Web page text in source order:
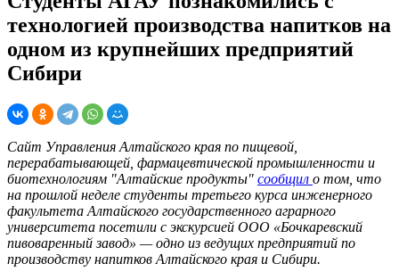
технологией производства напитков на
одном из крупнейших предприятий
Сибири
Сайт Управления Алтайского края по пищевой,
перерабатывающей, фармацевтической промышленности и
биотехнологиям "Алтайские продукты" сообщил о том, что
на прошлой неделе студенты третьего курса инженерного
факультета Алтайского государственного аграрного
университета посетили с экскурсией ООО «Бочкаревский
пивоваренный завод» — одно из ведущих предприятий по
производству напитков Алтайского края и Сибири.